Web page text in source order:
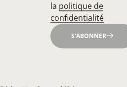
la politique de
confidentialité
S'ABONNER